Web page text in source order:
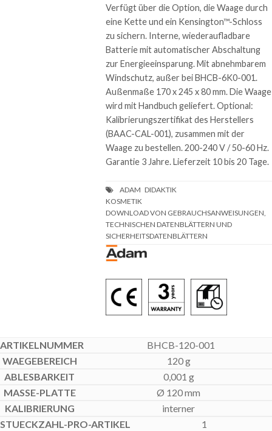
Verfügt über die Option, die Waage durch
eine Kette und ein Kensington™-Schloss
zu sichern. Interne, wiederaufladbare
Batterie mit automatischer Abschaltung
zur Energieeinsparung. Mit abnehmbarem
Windschutz, außer bei BHCB-6K0-001.
Außenmaße 170 x 245 x 80 mm. Die Waage
wird mit Handbuch geliefert. Optional:
Kalibrierungszertifikat des Herstellers
(BAAC-CAL-001), zusammen mit der
Waage zu bestellen. 200-240 V / 50-60 Hz.
Garantie 3 Jahre. Lieferzeit 10 bis 20 Tage.
DOWNLOAD VON GEBRAUCHSANWEISUNGEN,
TECHNISCHEN DATENBLÄTTERN UND
SICHERHEITSDATENBLÄTTERN
BHCB-120-001
120 g
0,001 g
Ø 120 mm
interner
1